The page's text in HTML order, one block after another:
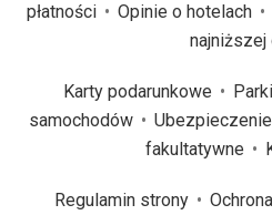
płatności
Opinie o hotelach
najniższej
Karty podarunkowe
samochodów
fakultatywne
Regulamin strony